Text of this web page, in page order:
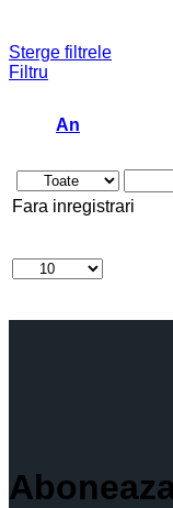
Sterge filtrele
Filtru
An
Fara inregistrari